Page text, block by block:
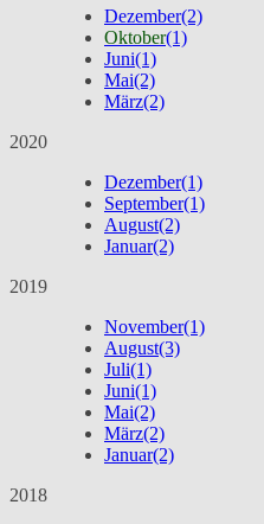
Dezember(2)
Oktober(1)
Juni(1)
Mai(2)
März(2)
2020
Dezember(1)
September(1)
August(2)
Januar(2)
2019
November(1)
August(3)
Juli(1)
Juni(1)
Mai(2)
März(2)
Januar(2)
2018